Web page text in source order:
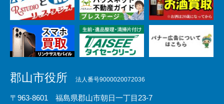
郡山市役所 法人番号9000020072036
〒963-8601 福島県郡山市朝日一丁目23-7